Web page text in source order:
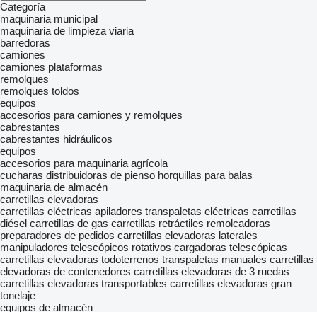
Categoría
maquinaria municipal
maquinaria de limpieza viaria
barredoras
camiones
camiones plataformas
remolques
remolques toldos
equipos
accesorios para camiones y remolques
cabrestantes
cabrestantes hidráulicos
equipos
accesorios para maquinaria agrícola
cucharas distribuidoras de pienso horquillas para balas
maquinaria de almacén
carretillas elevadoras
carretillas eléctricas apiladores transpaletas eléctricas carretillas
diésel carretillas de gas carretillas retráctiles remolcadoras
preparadores de pedidos carretillas elevadoras laterales
manipuladores telescópicos rotativos cargadoras telescópicas
carretillas elevadoras todoterrenos transpaletas manuales carretillas
elevadoras de contenedores carretillas elevadoras de 3 ruedas
carretillas elevadoras transportables carretillas elevadoras gran
tonelaje
equipos de almacén